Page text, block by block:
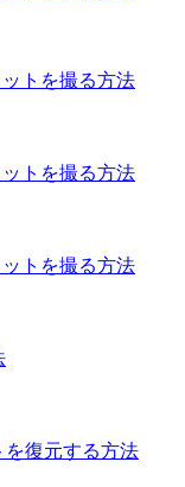
トを撮る方法
トを撮る方法
トを撮る方法
を復元する方法